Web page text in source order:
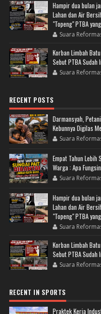
Hampir dua bulan
Lahan dan Air
"Topeng" PTBA
Suara
Korban Limbah
Sebut PTBA Sudah
Suara
RECENT POSTS
Darmansyah,
Kebunnya Digilas
Suara
Empat Tahun
Warga : Apa
Suara
Hampir dua bulan
Lahan dan Air
"Topeng" PTBA
Suara
Korban Limbah
Sebut PTBA Sudah
Suara
RECENT IN SPORTS
Praktek Kerja